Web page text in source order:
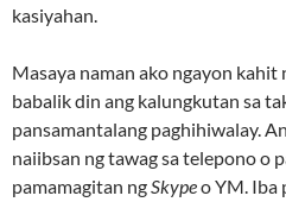
kasiyahan.
Masaya naman ako ngayon kahit
babalik din ang kalungkutan sa
pansamantalang paghihiwalay.
naiibsan ng tawag sa telepono o
pamamagitan ngSkypeo YM. Iba